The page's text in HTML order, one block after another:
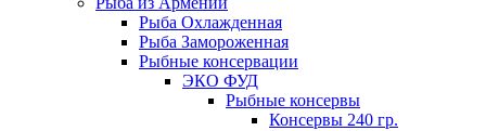
Рыба Охлажденная
Рыба Замороженная
Рыбные консервации
ЭКО ФУД
Рыбные консервы
Консервы 240 гр.